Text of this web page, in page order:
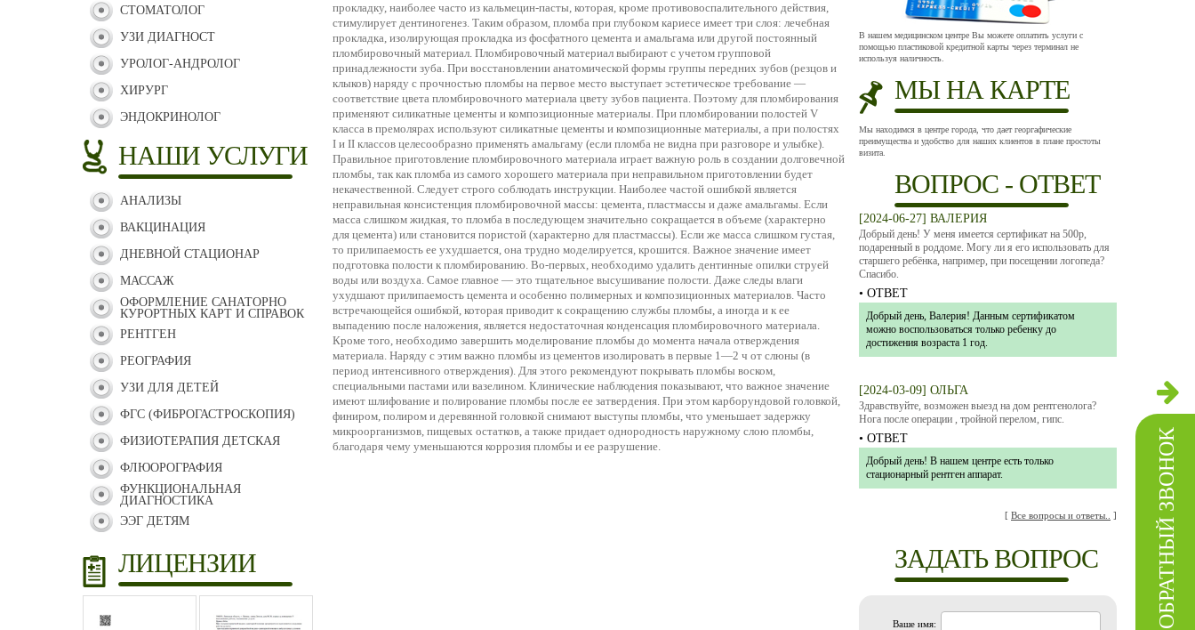
ОБРАТНЫЙ ЗВОНОК
СТОМАТОЛОГ
УЗИ ДИАГНОСТ
УРОЛОГ-АНДРОЛОГ
ХИРУРГ
ЭНДОКРИНОЛОГ
НАШИ УСЛУГИ
АНАЛИЗЫ
ВАКЦИНАЦИЯ
ДНЕВНОЙ СТАЦИОНАР
МАССАЖ
ОФОРМЛЕНИЕ САНАТОРНО
КУРОРТНЫХ КАРТ И СПРАВОК
РЕНТГЕН
РЕОГРАФИЯ
УЗИ ДЛЯ ДЕТЕЙ
ФГС (ФИБРОГАСТРОСКОПИЯ)
ФИЗИОТЕРАПИЯ ДЕТСКАЯ
ФЛЮОРОГРАФИЯ
ФУНКЦИОНАЛЬНАЯ
ДИАГНОСТИКА
ЭЭГ ДЕТЯМ
ЛИЦЕНЗИИ
прокладку, наиболее часто из кальмецин-пасты, которая, кроме противовоспалительного действия,
стимулирует дентиногенез. Таким образом, пломба при глубоком кариесе имеет три слоя: лечебная
прокладка, изолирующая прокладка из фосфатного цемента и амальгама или другой постоянный
пломбировочный материал. Пломбировочный материал выбирают с учетом групповой
принадлежности зуба. При восстановлении анатомической формы группы передних зубов (резцов и
клыков) наряду с прочностью пломбы на первое место выступает эстетическое требование —
соответствие цвета пломбировочного материала цвету зубов пациента. Поэтому для пломбирования
применяют силикатные цементы и композиционные материалы. При пломбировании полостей V
класса в премолярах используют силикатные цементы и композиционные материалы, а при полостях
I и II классов целесообразно применять амальгаму (если пломба не видна при разговоре и улыбке).
Правильное приготовление пломбировочного материала играет важную роль в создании долговечной
пломбы, так как пломба из самого хорошего материала при неправильном приготовлении будет
некачественной. Следует строго соблюдать инструкции. Наиболее частой ошибкой является
неправильная консистенция пломбировочной массы: цемента, пластмассы и даже амальгамы. Если
масса слишком жидкая, то пломба в последующем значительно сокращается в объеме (характерно
для цемента) или становится пористой (характерно для пластмассы). Если же масса слишком густая,
то прилипаемость ее ухудшается, она трудно моделируется, крошится. Важное значение имеет
подготовка полости к пломбированию. Во-первых, необходимо удалить дентинные опилки струей
воды или воздуха. Самое главное — это тщательное высушивание полости. Даже следы влаги
ухудшают прилипаемость цемента и особенно полимерных и композиционных материалов. Часто
встречающейся ошибкой, которая приводит к сокращению службы пломбы, а иногда и к ее
выпадению после наложения, является недостаточная конденсация пломбировочного материала.
Кроме того, необходимо завершить моделирование пломбы до момента начала отверждения
материала. Наряду с этим важно пломбы из цементов изолировать в первые 1—2 ч от слюны (в
период интенсивного отверждения). Для этого рекомендуют покрывать пломбы воском,
специальными пастами или вазелином. Клинические наблюдения показывают, что важное значение
имеют шлифование и полирование пломбы после ее затвердения. При этом карборундовой головкой,
финиром, полиром и деревянной головкой снимают выступы пломбы, что уменьшает задержку
микроорганизмов, пищевых остатков, а также придает однородность наружному слою пломбы,
благодаря чему уменьшаются коррозия пломбы и ее разрушение.
В нашем медицинском центре Вы можете оплатить услуги с
помощью пластиковой кредитной карты через терминал не
используя наличность.
МЫ НА КАРТЕ
Мы находимся в центре города, что дает георгафические
преимущества и удобство для наших клиентов в плане простоты
визита.
ВОПРОС - ОТВЕТ
[2024-06-27] ВАЛЕРИЯ
Добрый день! У меня имеется сертификат на 500р,
подаренный в роддоме. Могу ли я его использовать для
старшего ребёнка, например, при посещении логопеда?
Спасибо.
• ОТВЕТ
Добрый день, Валерия! Данным сертификатом
можно воспользоваться только ребенку до
достижения возраста 1 год.
[2024-03-09] ОЛЬГА
Здравствуйте, возможен выезд на дом рентгенолога?
Нога после операции , тройной перелом, гипс.
• ОТВЕТ
Добрый день! В нашем центре есть только
стационарный рентген аппарат.
[ Все вопросы и ответы.. ]
ЗАДАТЬ ВОПРОС
Ваше имя: